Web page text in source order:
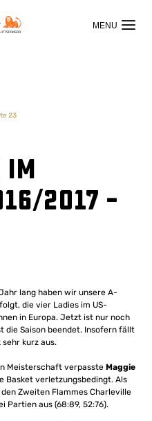
23
im
2017 –
lang haben wir unsere A-
die vier Ladies im US-
in Europa. Jetzt ist nur noch
die Saison beendet. Insofern fällt
kurz aus.
Meisterschaft verpasste Maggie
Basket verletzungsbedingt. Als
Zweiten Flammes Charleville
Partien aus (68:89, 52:76).